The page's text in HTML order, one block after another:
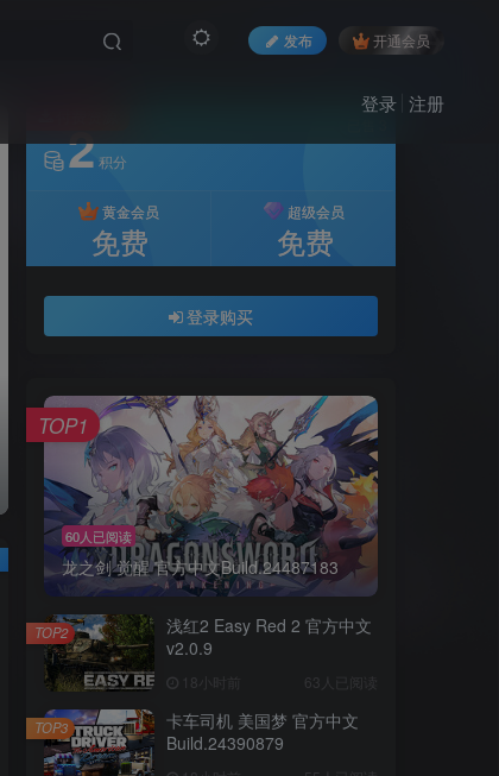
发布 开通会员
登录 注册
2积分
黄金会员
免费
超级会员
免费
登录购买
60人已阅读
龙之剑 觉醒 官方中文Build.24487183
TOP1
浅红2 Easy Red 2 官方中文
v2.0.9
18小时前 63人已阅读
TOP2
卡车司机 美国梦 官方中文
Build.24390879
TOP3